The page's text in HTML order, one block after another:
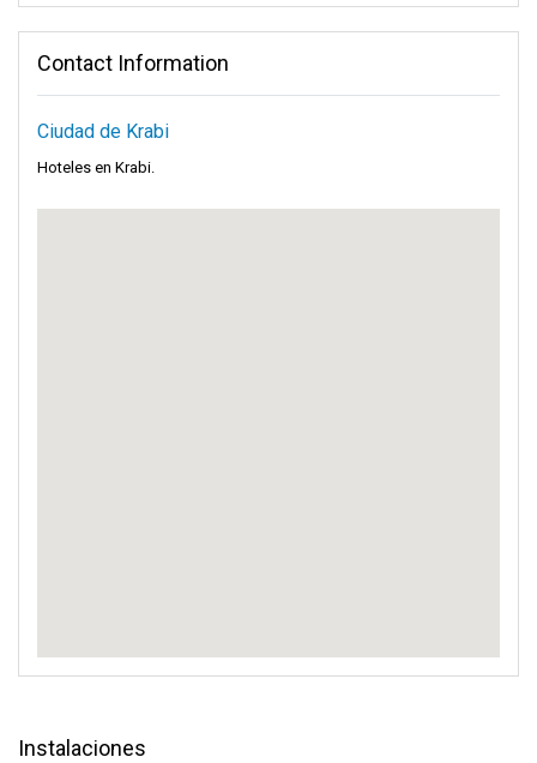
Contact Information
Ciudad de Krabi
Hoteles en Krabi.
Instalaciones